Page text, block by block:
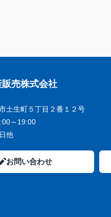
売株式会社
土生町５丁目２番１２号
～19:00
他
お問い合わせ